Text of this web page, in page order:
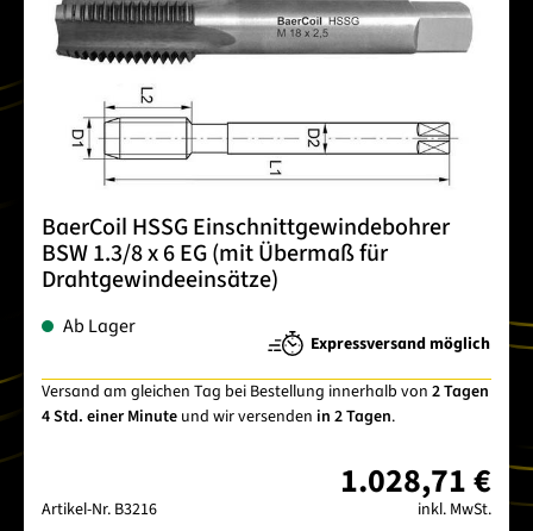
BaerCoil HSSG Einschnittgewindebohrer
BSW 1.3/8 x 6 EG (mit Übermaß für
Drahtgewindeeinsätze)
Ab Lager
Expressversand möglich
Versand am gleichen Tag bei Bestellung innerhalb von 2 Tagen
4 Std. einer Minute und wir versenden in 2 Tagen.
Artikel-Nr. B3216
1.028,71 €
inkl. MwSt.